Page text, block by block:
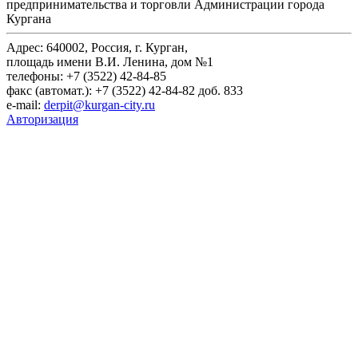
предпринимательства и торговли Администрации города
Кургана
Адрес: 640002, Россия, г. Курган,
площадь имени В.И. Ленина, дом №1
телефоны: +7 (3522) 42-84-85
факс (автомат.): +7 (3522) 42-84-82 доб. 833
e-mail: derpit@kurgan-city.ru
Авторизация